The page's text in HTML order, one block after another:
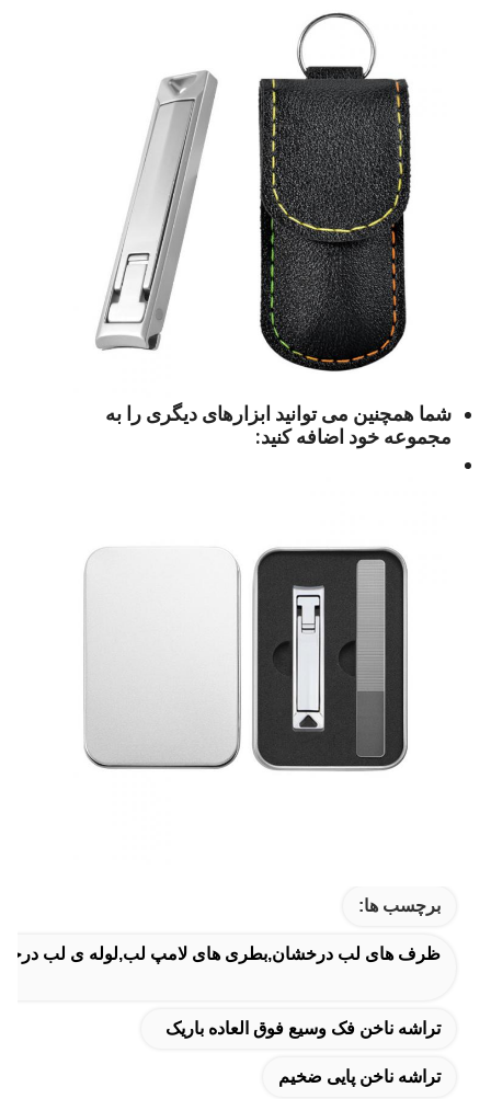
شما همچنین می توانید ابزارهای دیگری را به
مجموعه خود اضافه کنید:
برچسب ها:
ظرف های لب درخشان,بطری های لامپ لب,لوله ی لب
تراشه ناخن فک وسیع فوق العاده باریک
تراشه ناخن پایی ضخیم